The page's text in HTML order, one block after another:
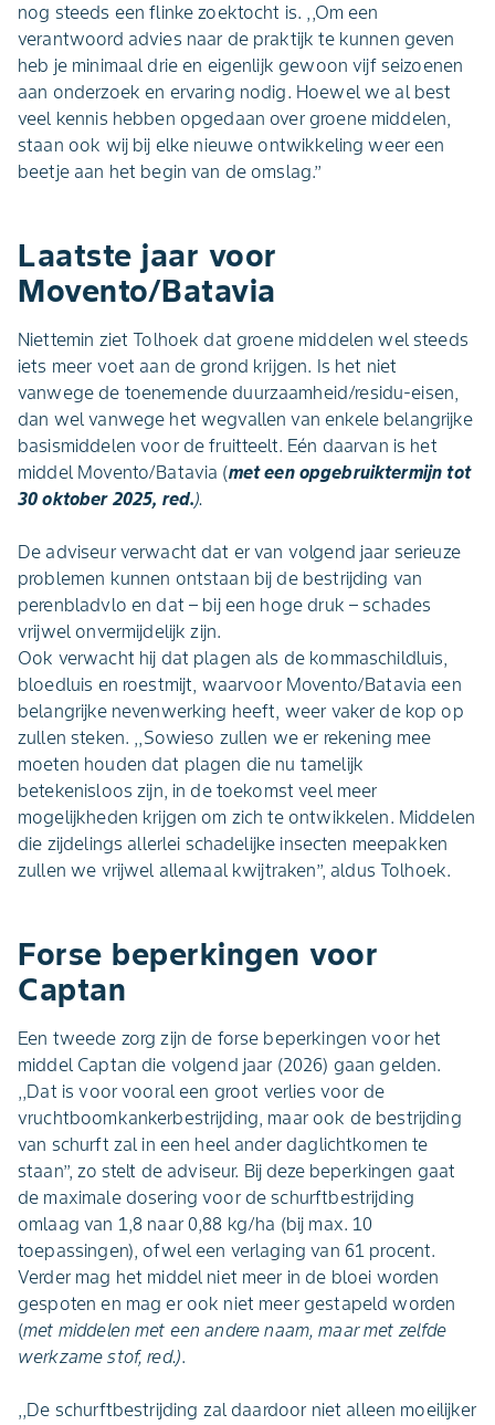
nog steeds een flinke zoektocht is. ,,Om een
verantwoord advies naar de praktijk te kunnen geven
heb je minimaal drie en eigenlijk gewoon vijf seizoenen
aan onderzoek en ervaring nodig. Hoewel we al best
veel kennis hebben opgedaan over groene middelen,
staan ook wij bij elke nieuwe ontwikkeling weer een
beetje aan het begin van de omslag.’’
Laatste jaar voor
Movento/Batavia
Niettemin ziet Tolhoek dat groene middelen wel steeds
iets meer voet aan de grond krijgen. Is het niet
vanwege de toenemende duurzaamheid/residu-eisen,
dan wel vanwege het wegvallen van enkele belangrijke
basismiddelen voor de fruitteelt. Eén daarvan is het
middel Movento/Batavia (met een opgebruiktermijn tot
30 oktober 2025, red.).
De adviseur verwacht dat er van volgend jaar serieuze
problemen kunnen ontstaan bij de bestrijding van
perenbladvlo en dat – bij een hoge druk – schades
vrijwel onvermijdelijk zijn.
Ook verwacht hij dat plagen als de kommaschildluis,
bloedluis en roestmijt, waarvoor Movento/Batavia een
belangrijke nevenwerking heeft, weer vaker de kop op
zullen steken. ,,Sowieso zullen we er rekening mee
moeten houden dat plagen die nu tamelijk
betekenisloos zijn, in de toekomst veel meer
mogelijkheden krijgen om zich te ontwikkelen. Middelen
die zijdelings allerlei schadelijke insecten meepakken
zullen we vrijwel allemaal kwijtraken’’, aldus Tolhoek.
Forse beperkingen voor
Captan
Een tweede zorg zijn de forse beperkingen voor het
middel Captan die volgend jaar (2026) gaan gelden.
,,Dat is voor vooral een groot verlies voor de
vruchtboomkankerbestrijding, maar ook de bestrijding
van schurft zal in een heel ander daglichtkomen te
staan’’, zo stelt de adviseur. Bij deze beperkingen gaat
de maximale dosering voor de schurftbestrijding
omlaag van 1,8 naar 0,88 kg/ha (bij max. 10
toepassingen), ofwel een verlaging van 61 procent.
Verder mag het middel niet meer in de bloei worden
gespoten en mag er ook niet meer gestapeld worden
(met middelen met een andere naam, maar met zelfde
werkzame stof, red.).
,,De schurftbestrijding zal daardoor niet alleen moeilijker